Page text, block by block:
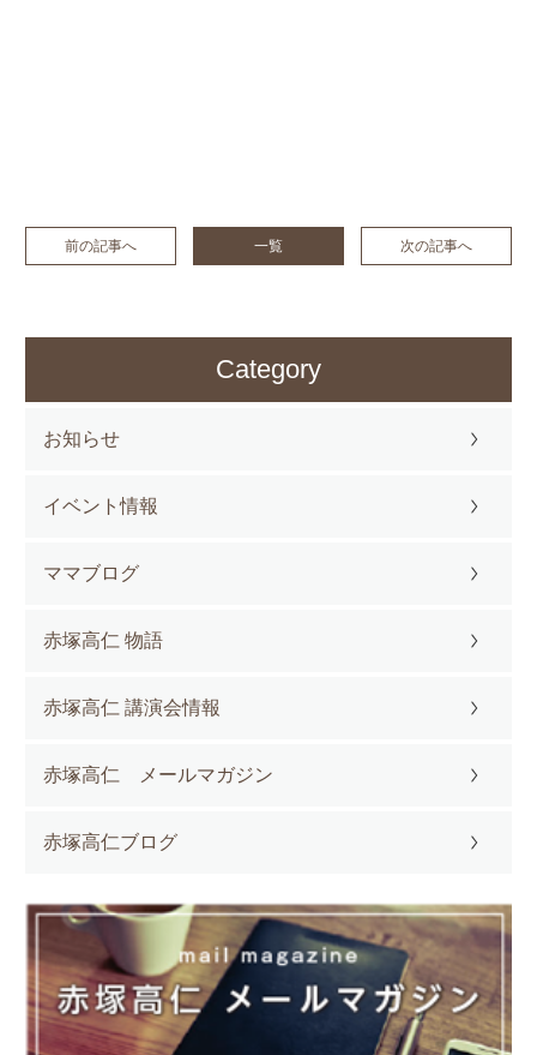
前の記事へ 一覧 次の記事へ
Category
お知らせ
イベント情報
ママブログ
赤塚高仁 物語
赤塚高仁 講演会情報
赤塚高仁 メールマガジン
赤塚高仁ブログ